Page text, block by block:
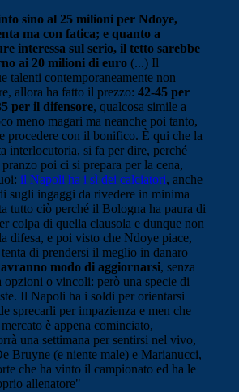
sino al 25 milioni per Ndoye,
ma con fatica; e quanto a
interessa sul serio, il tetto sarebbe
ai 20 milioni di euro (...) Il
talenti contemporaneamente non
allora ha fatto il prezzo: 42-45 per
per il difensore, qualcosa simile a
meno magari ma neanche poi tanto,
procedere con il bonifico. È qui che la
interlocutoria, si fa per dire, perché
poi ci si prepara per la cena,
il Napoli ha i sì dei calciatori, anche
sugli ingaggi da rivedere in minima
tutto ciò perché il Bologna ha paura di
colpa di quella clausola e dunque non
difesa, e poi visto che Ndoye piace,
di prendersi il meglio in danaro
modo di aggiornarsi, senza
opzioni o vincoli: però una specie di
Il Napoli ha i soldi per orientarsi
sprecarli per impazienza e men che
è appena cominciato,
una settimana per sentirsi nel vivo,
Bruyne (e niente male) e Marianucci,
che ha vinto il campionato ed ha le
allenatore"